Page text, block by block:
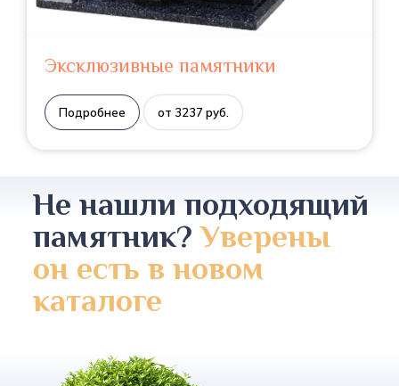
Эксклюзивные памятники
Подробнее от 3237 руб.
Не нашли подходящий
памятник?Уверены
он есть в новом
каталоге